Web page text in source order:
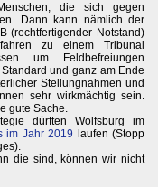
die sich gegen
Dann kann nämlich der
(rechtfertigender Notstand)
zu einem Tribunal
um Feldbefreiungen
und ganz am Ende
Stellungnahmen und
sehr wirkmächtig sein.
gute Sache.
dürften Wolfsburg im
im Jahr 2019 laufen (Stopp
die sind, können wir nicht